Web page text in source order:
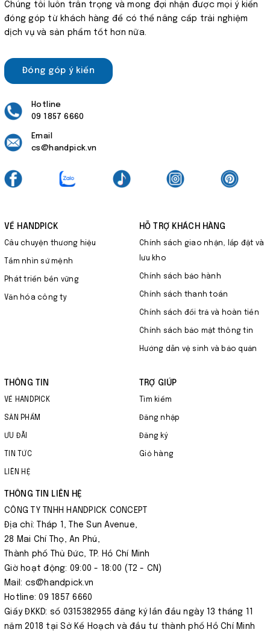
Chúng tôi luôn trân trọng và mong đợi nhận được mọi ý kiến
đóng góp từ khách hàng để có thể nâng cấp trải nghiệm
dịch vụ và sản phẩm tốt hơn nữa.
Đóng góp ý kiến
Hotline
09 1857 6660
Email
cs@handpick.vn
VỀ HANDPICK
Câu chuyện thương hiệu
Tầm nhìn sứ mệnh
Phát triển bền vững
Văn hóa công ty
HỖ TRỢ KHÁCH HÀNG
Chính sách giao nhận, lắp đặt và
lưu kho
Chính sách bảo hành
Chính sách thanh toán
Chính sách đổi trả và hoàn tiền
Chính sách bảo mật thông tin
Hướng dẫn vệ sinh và bảo quản
THÔNG TIN
VỀ HANDPICK
SẢN PHẨM
ƯU ĐÃI
TIN TỨC
LIÊN HỆ
TRỢ GIÚP
Tìm kiếm
Đăng nhập
Đăng ký
Giỏ hàng
THÔNG TIN LIÊN HỆ
CÔNG TY TNHH HANDPICK CONCEPT
Địa chỉ: Tháp 1, The Sun Avenue,
28 Mai Chí Thọ, An Phú,
Thành phố Thủ Đức, TP. Hồ Chí Minh
Giờ hoạt động: 09:00 - 18:00 (T2 - CN)
Mail: cs@handpick.vn
Hotline: 09 1857 6660
Giấy ĐKKD: số 0315382955 đăng ký lần đầu ngày 13 tháng 11
năm 2018 tại Sở Kế Hoạch và đầu tư thành phố Hồ Chí Minh